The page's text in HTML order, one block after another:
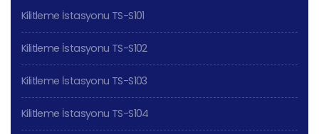
Kilitleme İstasyonu TS-S101
Kilitleme İstasyonu TS-S102
Kilitleme İstasyonu TS-S103
Kilitleme İstasyonu TS-S104